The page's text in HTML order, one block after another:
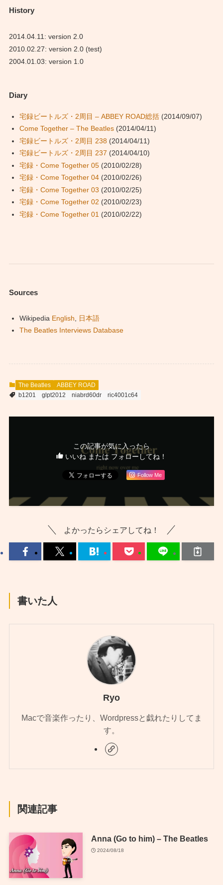
History
2014.04.11: version 2.0
2010.02.27: version 2.0 (test)
2004.01.03: version 1.0
Diary
宅録ビートルズ・2周目 – ABBEY ROAD総括(2014/09/07)
Come Together – The Beatles(2014/04/11)
宅録ビートルズ・2周目 238 (2014/04/11)
宅録ビートルズ・2周目 237 (2014/04/10)
宅録・Come Together 05(2010/02/28)
宅録・Come Together 04(2010/02/26)
宅録・Come Together 03 (2010/02/25)
宅録・Come Together 02 (2010/02/23)
宅録・Come Together 01 (2010/02/22)
Sources
Wikipedia English
日本語
The Beatles Interviews Database
The Beatles
ABBEY ROAD
b1201
glpt2012 niabrd60dr ric4001c64
この記事が気に入ったら
いいね または フォローしてね！
Follow Me
よかったらシェアしてね！
書いた人
Ryo
Macで音楽作ったり、Wordpressと戯れたりしてま
す。
関連記事
Anna (Go to him) – The Beatles
2024/08/18